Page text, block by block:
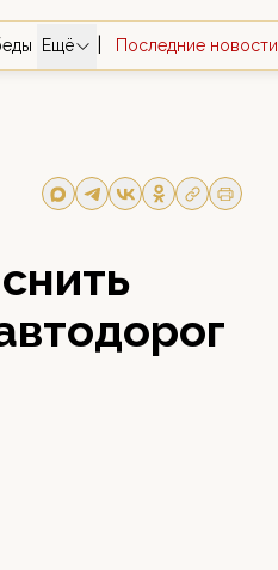
Ещё Последние новости